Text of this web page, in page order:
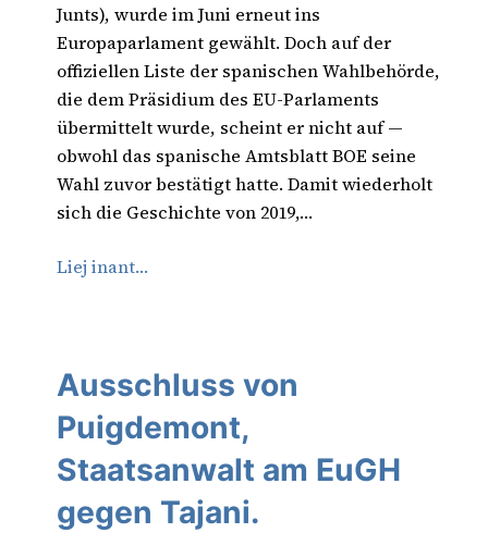
Junts), wurde im Juni erneut ins
Europaparlament gewählt. Doch auf der
offiziellen Liste der spanischen Wahlbehörde,
die dem Präsidium des EU-Parlaments
übermittelt wurde, scheint er nicht auf —
obwohl das spanische Amtsblatt BOE seine
Wahl zuvor bestätigt hatte. Damit wiederholt
sich die Geschichte von 2019,…
Liej inant…
Ausschluss von
Puigdemont,
Staatsanwalt am EuGH
gegen Tajani.